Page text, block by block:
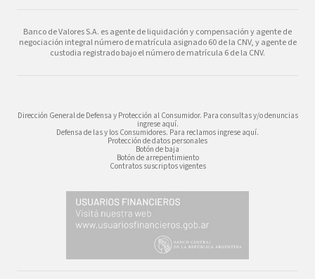
Banco de Valores S.A. es agente de liquidación y compensación y agente de
negociación integral número de matrícula asignado 60 de la CNV, y agente de
custodia registrado bajo el número de matrícula 6 de la CNV.
Dirección General de Defensa y Protección al Consumidor. Para consultas y/o denuncias
ingrese aquí.
Defensa de las y los Consumidores. Para reclamos ingrese aquí.
Protección de datos personales
Botón de baja
Botón de arrepentimiento
Contratos suscriptos vigentes